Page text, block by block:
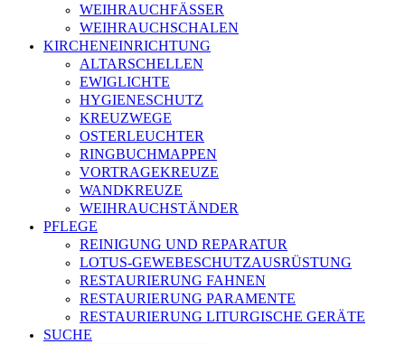
WEIHRAUCHFÄSSER
WEIHRAUCHSCHALEN
KIRCHENEINRICHTUNG
ALTARSCHELLEN
EWIGLICHTE
HYGIENESCHUTZ
KREUZWEGE
OSTERLEUCHTER
RINGBUCHMAPPEN
VORTRAGEKREUZE
WANDKREUZE
WEIHRAUCHSTÄNDER
PFLEGE
REINIGUNG UND REPARATUR
LOTUS-GEWEBESCHUTZAUSRÜSTUNG
RESTAURIERUNG FAHNEN
RESTAURIERUNG PARAMENTE
RESTAURIERUNG LITURGISCHE GERÄTE
SUCHE